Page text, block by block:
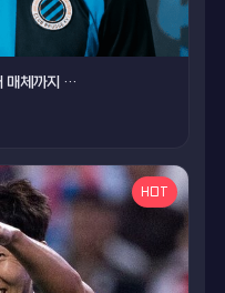
매체까지 …
HOT